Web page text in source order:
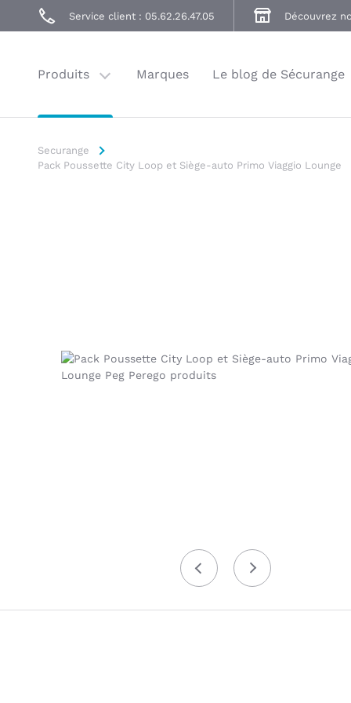
Service client : 05.62.26.47.05 Découvrez
Produits
Poussettes
Balade
Marques Le blog de Sécurange
Securange
Pack Poussette City Loop et Siège-auto Primo Viaggio Lounge
PrécédentSuivant